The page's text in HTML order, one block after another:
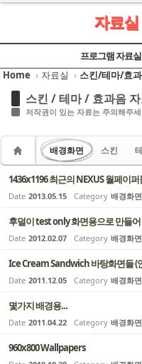
자료실
프로그램 자료실
Home › 자료실 › 스킨/테마/효
스킨 / 테마 / 효과음
저작권이 있는 자료는 주의해주
배경화면 스킨
1436x1196 최근의 NEXUS 월페이퍼
Date 2013.05.15 Category 배경화면
후덜이 test only 화면용으로 만들
Date 2012.02.07 Category 배경화면
Ice Cream Sandwich 바탕화면들 (
Date 2011.12.05 Category 배경화면
몇가지 배경용...
Date 2011.04.22 Category 배경화면
960x800 Wallpapers